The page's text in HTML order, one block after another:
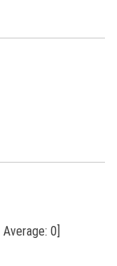
Average: 0]